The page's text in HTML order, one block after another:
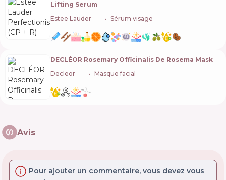
Lifting Serum
Estee Lauder
Sérum visage
DECLÉOR Rosemary Officinalis De Rosema Mask
Decleor
Masque facial
Avis
Pour ajouter un commentaire, vous devez vous